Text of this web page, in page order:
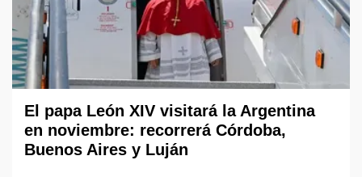
El papa León XIV visitará la Argentina
en noviembre: recorrerá Córdoba,
Buenos Aires y Luján